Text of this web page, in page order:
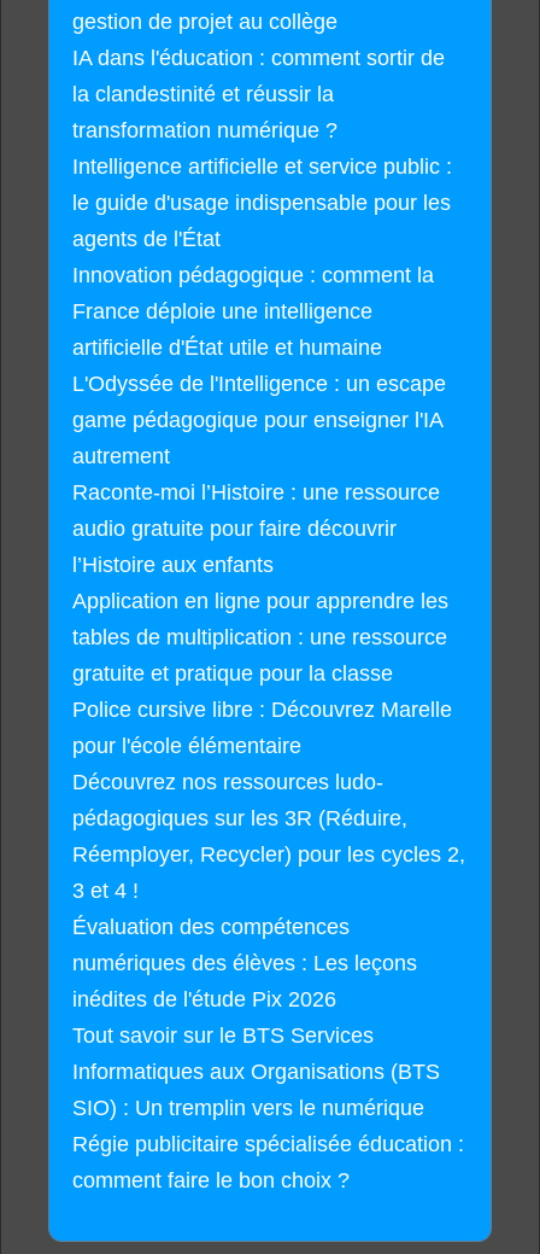
gestion de projet au collège
IA dans l'éducation : comment sortir de
la clandestinité et réussir la
transformation numérique ?
Intelligence artificielle et service public :
le guide d'usage indispensable pour les
agents de l'État
Innovation pédagogique : comment la
France déploie une intelligence
artificielle d'État utile et humaine
L'Odyssée de l'Intelligence : un escape
game pédagogique pour enseigner l'IA
autrement
Raconte-moi l’Histoire : une ressource
audio gratuite pour faire découvrir
l’Histoire aux enfants
Application en ligne pour apprendre les
tables de multiplication : une ressource
gratuite et pratique pour la classe
Police cursive libre : Découvrez Marelle
pour l'école élémentaire
Découvrez nos ressources ludo-
pédagogiques sur les 3R (Réduire,
Réemployer, Recycler) pour les cycles 2,
3 et 4 !
Évaluation des compétences
numériques des élèves : Les leçons
inédites de l'étude Pix 2026
Tout savoir sur le BTS Services
Informatiques aux Organisations (BTS
SIO) : Un tremplin vers le numérique
Régie publicitaire spécialisée éducation :
comment faire le bon choix ?